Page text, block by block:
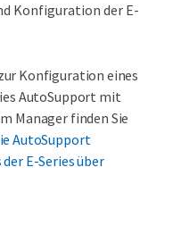
Konfiguration der E-
Konfiguration eines
AutoSupport mit
Manager finden Sie
AutoSupport
E-Series über